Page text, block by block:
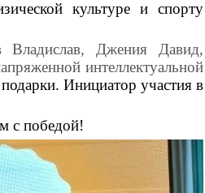
культуре и спорту
Джения Давид,
интеллектуальной
Инициатор участия в
с победой!